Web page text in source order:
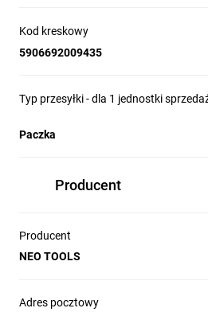
Kod kreskowy
5906692009435
Typ przesyłki - dla 1 jednostki
Paczka
Producent
Producent
NEO TOOLS
Adres pocztowy